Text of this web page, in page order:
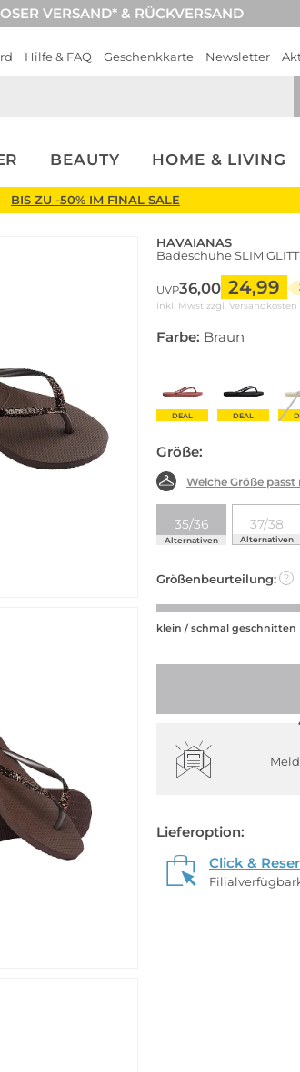
VERSAND* & RÜCKVERSAND
Hilfe & FAQ Geschenkkarte Newsletter
BEAUTY HOME & LIVING
BIS ZU -50% IM FINAL SALE
HAVAIANAS
Badeschuhe SLIM
UVP36,00 24,99
inkl. Mwst zzgl. Versandkosten
Farbe: Braun
DEAL DEAL
Größe:
Welche Größe passt
35/36
Alternativen
37/38
Alternativen
Größenbeurteilung: ?
klein / schmal geschnitten
Lieferoption:
Click &